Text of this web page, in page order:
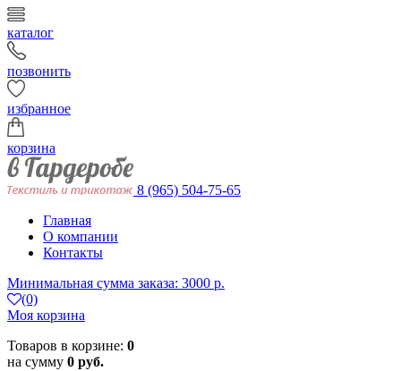
каталог
позвонить
избранное
корзина
8 (965) 504-75-65
Главная
О компании
Контакты
Минимальная сумма заказа: 3000 р.
(0)
Моя корзина
Товаров в корзине: 0
на сумму 0 руб.